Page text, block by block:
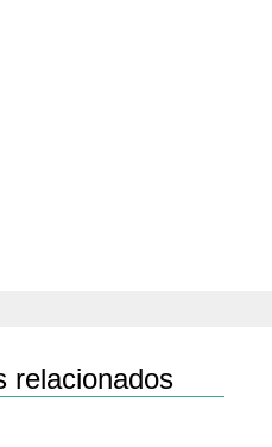
relacionados